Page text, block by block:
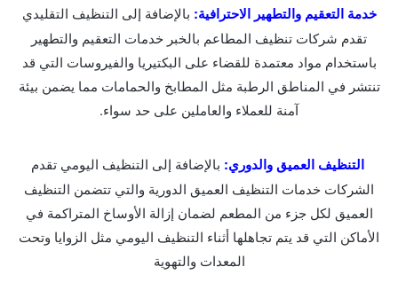
خدمة التعقيم والتطهير الاحترافية: بالإضافة إلى التنظيف التقليدي
تقدم شركات تنظيف المطاعم بالخبر خدمات التعقيم والتطهير
باستخدام مواد معتمدة للقضاء على البكتيريا والفيروسات التي قد
تنتشر في المناطق الرطبة مثل المطابخ والحمامات مما يضمن بيئة
آمنة للعملاء والعاملين على حد سواء.
التنظيف العميق والدوري: بالإضافة إلى التنظيف اليومي تقدم
الشركات خدمات التنظيف العميق الدورية والتي تتضمن التنظيف
العميق لكل جزء من المطعم لضمان إزالة الأوساخ المتراكمة في
الأماكن التي قد يتم تجاهلها أثناء التنظيف اليومي مثل الزوايا وتحت
المعدات والتهوية